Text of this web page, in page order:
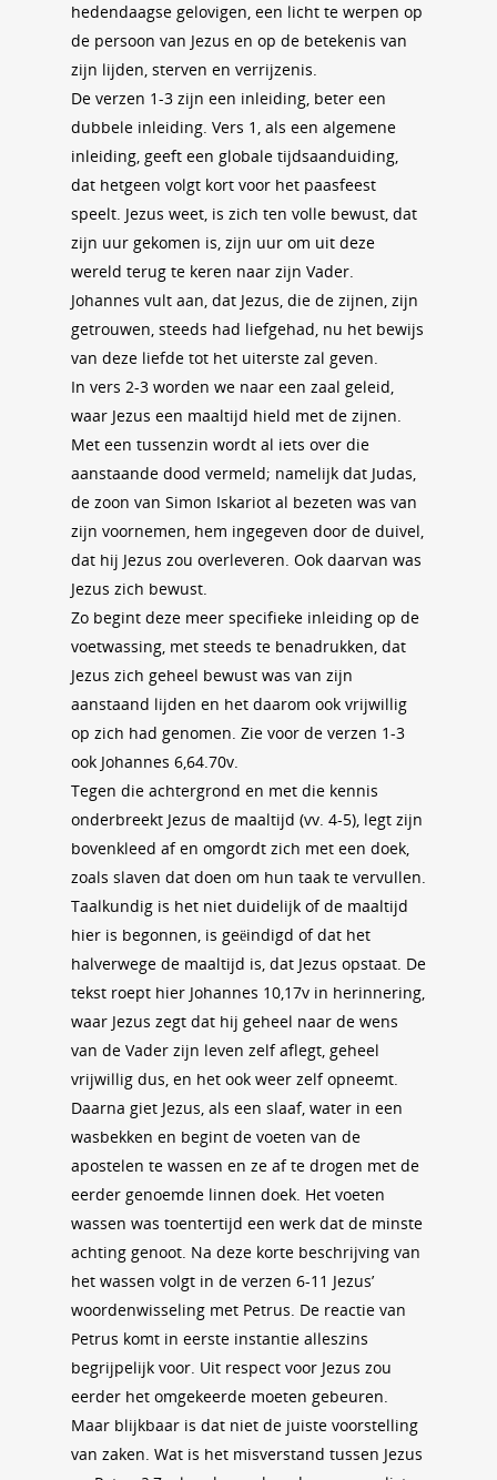
hedendaagse gelovigen, een licht te werpen op
de persoon van Jezus en op de betekenis van
zijn lijden, sterven en verrijzenis.
De verzen 1-3 zijn een inleiding, beter een
dubbele inleiding. Vers 1, als een algemene
inleiding, geeft een globale tijdsaanduiding,
dat hetgeen volgt kort voor het paasfeest
speelt. Jezus weet, is zich ten volle bewust, dat
zijn uur gekomen is, zijn uur om uit deze
wereld terug te keren naar zijn Vader.
Johannes vult aan, dat Jezus, die de zijnen, zijn
getrouwen, steeds had liefgehad, nu het bewijs
van deze liefde tot het uiterste zal geven.
In vers 2-3 worden we naar een zaal geleid,
waar Jezus een maaltijd hield met de zijnen.
Met een tussenzin wordt al iets over die
aanstaande dood vermeld; namelijk dat Judas,
de zoon van Simon Iskariot al bezeten was van
zijn voornemen, hem ingegeven door de duivel,
dat hij Jezus zou overleveren. Ook daarvan was
Jezus zich bewust.
Zo begint deze meer specifieke inleiding op de
voetwassing, met steeds te benadrukken, dat
Jezus zich geheel bewust was van zijn
aanstaand lijden en het daarom ook vrijwillig
op zich had genomen. Zie voor de verzen 1-3
ook Johannes 6,64.70v.
Tegen die achtergrond en met die kennis
onderbreekt Jezus de maaltijd (vv. 4-5), legt zijn
bovenkleed af en omgordt zich met een doek,
zoals slaven dat doen om hun taak te vervullen.
Taalkundig is het niet duidelijk of de maaltijd
hier is begonnen, is geëindigd of dat het
halverwege de maaltijd is, dat Jezus opstaat. De
tekst roept hier Johannes 10,17v in herinnering,
waar Jezus zegt dat hij geheel naar de wens
van de Vader zijn leven zelf aflegt, geheel
vrijwillig dus, en het ook weer zelf opneemt.
Daarna giet Jezus, als een slaaf, water in een
wasbekken en begint de voeten van de
apostelen te wassen en ze af te drogen met de
eerder genoemde linnen doek. Het voeten
wassen was toentertijd een werk dat de minste
achting genoot. Na deze korte beschrijving van
het wassen volgt in de verzen 6-11 Jezus’
woordenwisseling met Petrus. De reactie van
Petrus komt in eerste instantie alleszins
begrijpelijk voor. Uit respect voor Jezus zou
eerder het omgekeerde moeten gebeuren.
Maar blijkbaar is dat niet de juiste voorstelling
van zaken. Wat is het misverstand tussen Jezus